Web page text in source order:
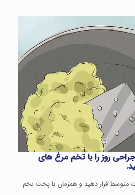
از جراحی روز را با تخم مرغ های
متوسط ​​قرار دهید و همزمان با پخت تخم